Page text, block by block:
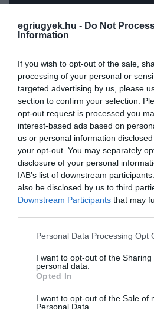
egriugyek.hu - Do Not
Information
If you wish to opt-out of the sale,
processing of your personal or
targeted advertising by us, please
section to confirm your selection.
opt-out request is processed you
interest-based ads based on
us or personal information
your opt-out. You may separately
disclosure of your personal
IAB’s list of downstream
also be disclosed by us to third
Downstream Participants that may
Please note that this website/app
not limited to your visit or usage
grant or deny consent to Google
use your data for below specified
consent section.
Personal Data Processing Opt
I want to opt-out of the Sharing
personal data.
Opted In
I want to opt-out of the Sale of
Personal Data.